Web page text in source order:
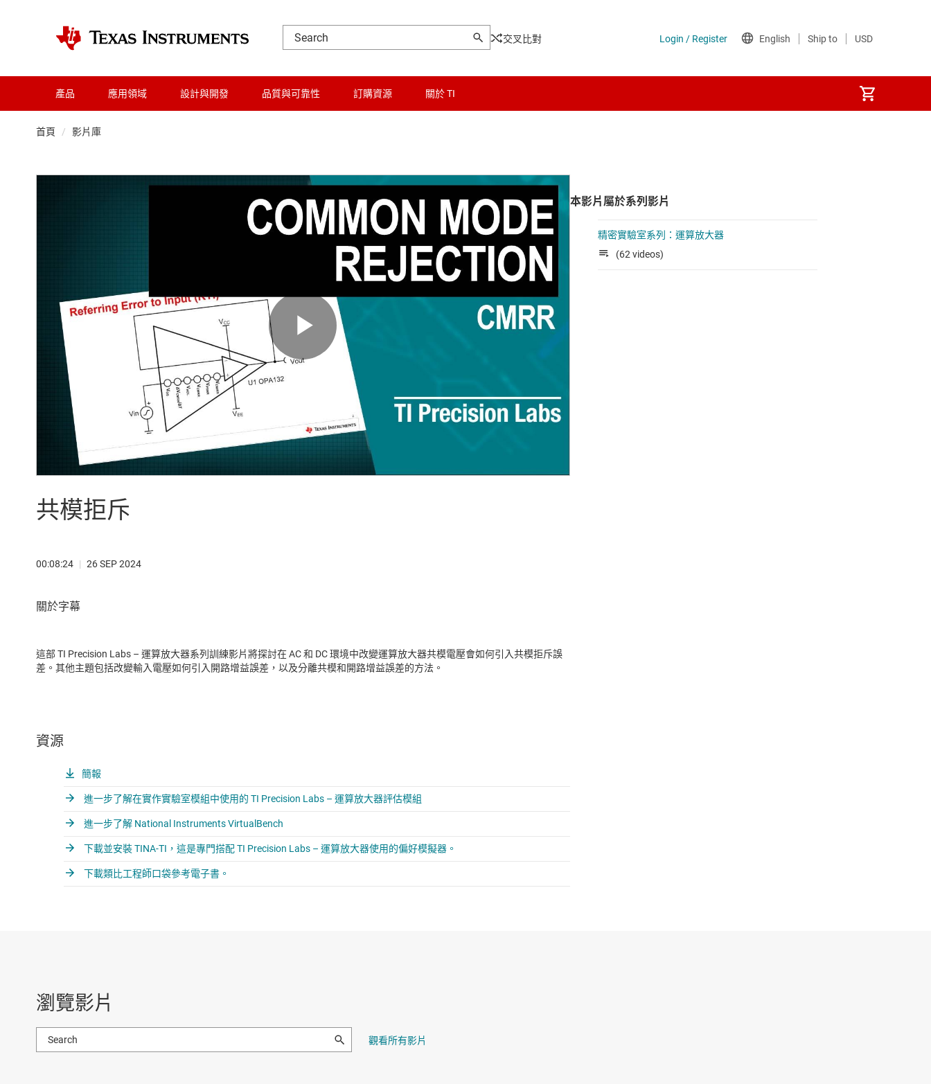
交叉比對
產品 應用領域 設計與開發 品質與可靠性 訂購資源 關於 TI
首頁 影片庫
Play
Video
共模拒斥
00:08:24 | 26 SEP 2024
這部 TI Precision Labs – 運算放大器系列訓練影片將探討在 AC 和 DC 環境中改變運算放大器共模電壓會如何引入共模拒斥誤
差。其他主題包括改變輸入電壓如何引入開路增益誤差，以及分離共模和開路增益誤差的方法。
資源
簡報
進一步了解在實作實驗室模組中使用的 TI Precision Labs – 運算放大器評估模組
進一步了解 National Instruments VirtualBench
下載並安裝 TINA-TI，這是專門搭配 TI Precision Labs – 運算放大器使用的偏好模擬器。
下載類比工程師口袋參考電子書。
本影片屬於系列影片
精密實驗室系列：運算放大器
(62 videos)
瀏覽影片
觀看所有影片